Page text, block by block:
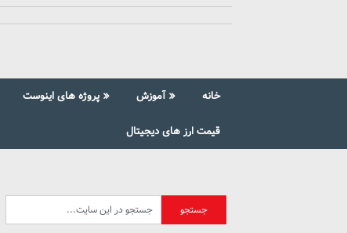
خانه آموزش پروژه های اینوست
قیمت ارز های دیجیتال